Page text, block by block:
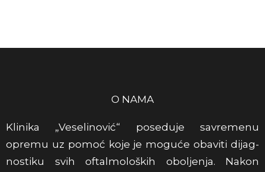
O NAMA
Klinika „Veseli­nović“ pose­duje savre­menu
opremu uz pomoć koje je moguće obav­iti dijag­
nos­tiku svih oftal­moloških obol­jenja. Nakon